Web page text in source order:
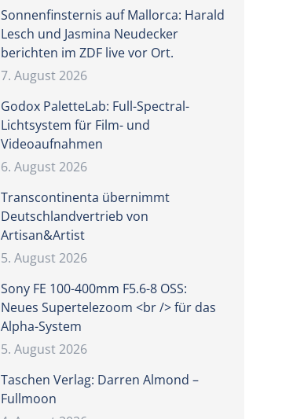
Sonnenfinsternis auf Mallorca: Harald
Lesch und Jasmina Neudecker
berichten im ZDF live vor Ort.
7. August 2026
Godox PaletteLab: Full-Spectral-
Lichtsystem für Film- und
Videoaufnahmen
6. August 2026
Transcontinenta übernimmt
Deutschlandvertrieb von
Artisan&Artist
5. August 2026
Sony FE 100-400mm F5.6-8 OSS:
Neues Supertelezoom <br /> für das
Alpha-System
5. August 2026
Taschen Verlag: Darren Almond –
Fullmoon